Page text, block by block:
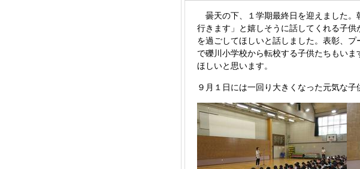
曇天の下、１学期最終日を迎えました。
行きます」と嬉しそうに話してくれる子
を過ごしてほしいと話しました。表彰、
で礫川小学校から転校する子供たちもい
ほしいと思います。
９月１日には一回り大きくなった元気な